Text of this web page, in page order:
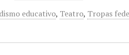
educativo, Teatro, Tropas